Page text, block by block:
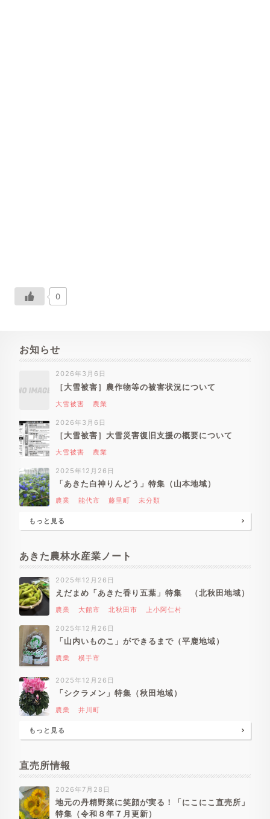
0
お知らせ
2026年3月6日
［大雪被害］農作物等の被害状況について
大雪被害 農業
2026年3月6日
［大雪被害］大雪災害復旧支援の概要について
大雪被害 農業
2025年12月26日
「あきた白神りんどう」特集（山本地域）
農業 能代市 藤里町 未分類
もっと見る
あきた農林水産業ノート
2025年12月26日
えだまめ「あきた香り五葉」特集 （北秋田地域）
農業 大館市 北秋田市 上小阿仁村
2025年12月26日
「山内いものこ」ができるまで（平鹿地域）
農業 横手市
2025年12月26日
「シクラメン」特集（秋田地域）
農業 井川町
もっと見る
直売所情報
2026年7月28日
地元の丹精野菜に笑顔が実る！「にこにこ直売所」
特集（令和８年７月更新）